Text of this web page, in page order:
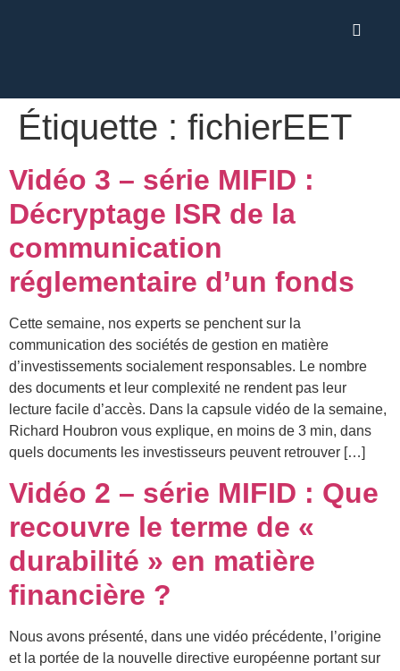
Étiquette : fichierEET
Vidéo 3 – série MIFID :
Décryptage ISR de la
communication
réglementaire d’un fonds
Cette semaine, nos experts se penchent sur la
communication des sociétés de gestion en matière
d’investissements socialement responsables. Le nombre
des documents et leur complexité ne rendent pas leur
lecture facile d’accès. Dans la capsule vidéo de la semaine,
Richard Houbron vous explique, en moins de 3 min, dans
quels documents les investisseurs peuvent retrouver […]
Vidéo 2 – série MIFID : Que
recouvre le terme de «
durabilité » en matière
financière ?
Nous avons présenté, dans une vidéo précédente, l’origine
et la portée de la nouvelle directive européenne portant sur